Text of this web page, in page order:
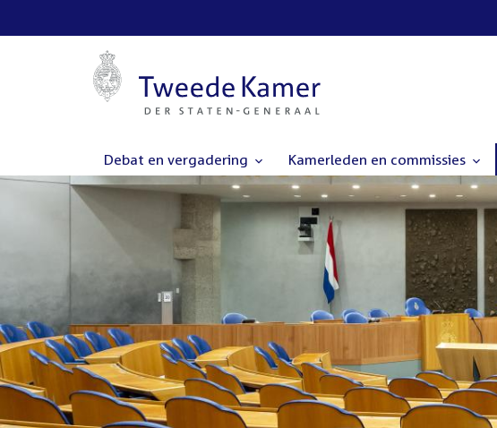
Debat en vergadering Kamerleden en commissies